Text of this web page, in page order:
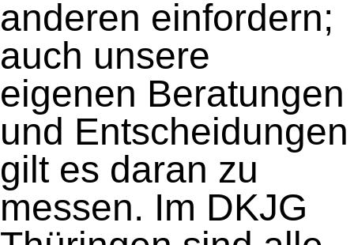
anderen einfordern;
auch unsere
eigenen Beratungen
und Entscheidungen
gilt es daran zu
messen. Im DKJG